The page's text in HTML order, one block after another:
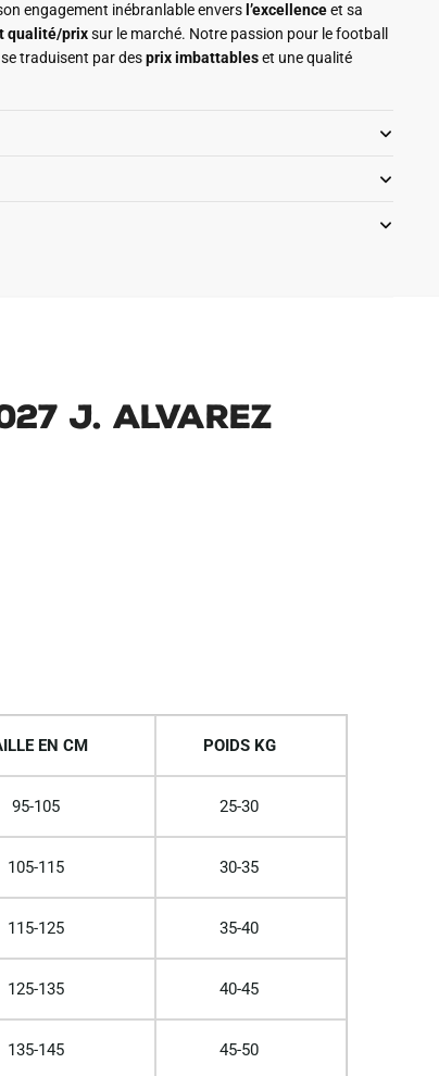
engagement inébranlable envers l’excellenceet sa
qualité/prixsur le marché. Notre passion pour le football
traduisent par desprix imbattableset une qualité
J. Alvarez
EN CM POIDS KG
95-105 25-30
105-115 30-35
115-125 35-40
125-135 40-45
135-145 45-50